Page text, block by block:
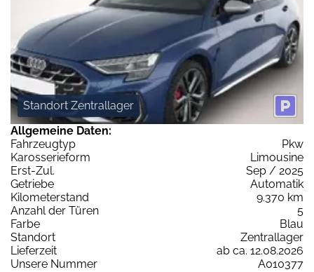
Standort Zentrallager
Allgemeine Daten:
Fahrzeugtyp
Pkw
Karosserieform
Limousine
Erst-Zul.
Sep / 2025
Getriebe
Automatik
Kilometerstand
9.370 km
Anzahl der Türen
5
Farbe
Blau
Standort
Zentrallager
Lieferzeit
ab ca. 12.08.2026
Unsere Nummer
A010377